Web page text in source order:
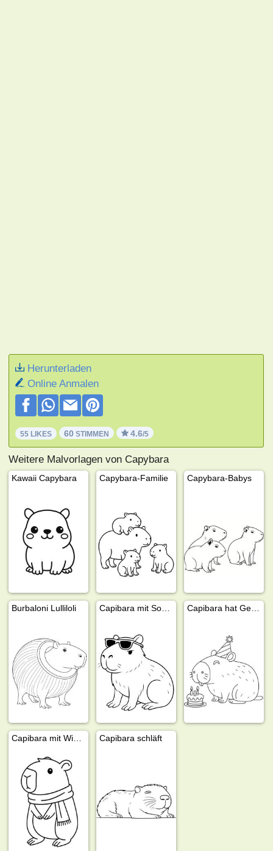
Herunterladen
Online Anmalen
55 LIKES 60 STIMMEN 4.6/5
Weitere Malvorlagen von Capybara
Kawaii Capybara Capybara-Familie Capybara-Babys
Burbaloni Lulliloli
Capibara schläft